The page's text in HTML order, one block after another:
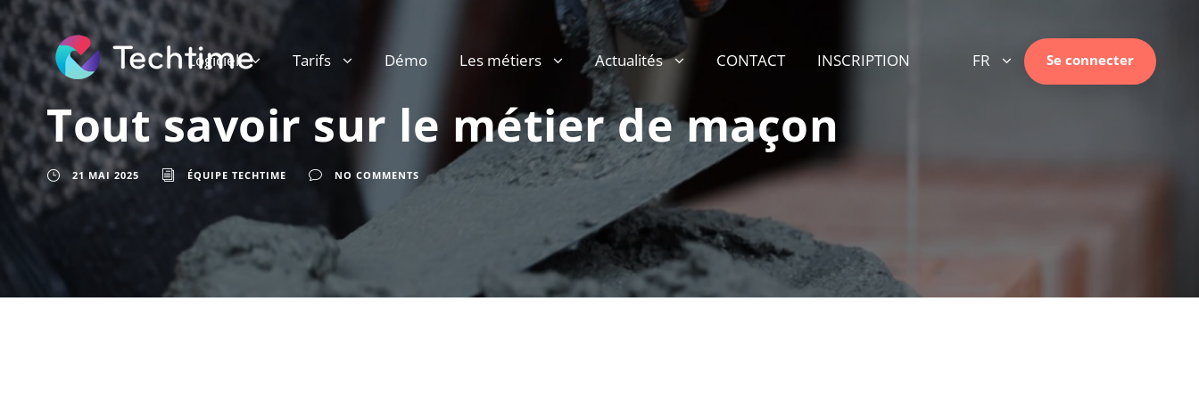
Logiciel Tarifs Démo Les métiers Actualités CONTACT INSCRIPTION FR Se connecter
Tout savoir sur le métier de maçon
21 MAI 2025 ÉQUIPE TECHTIME NO COMMENTS